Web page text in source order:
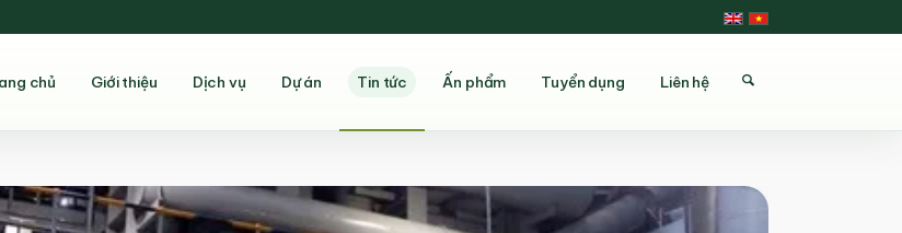
chủ Giới thiệu Dịch vụ Dự án Tin tức Ấn phẩm Tuyển dụng Liên hệ